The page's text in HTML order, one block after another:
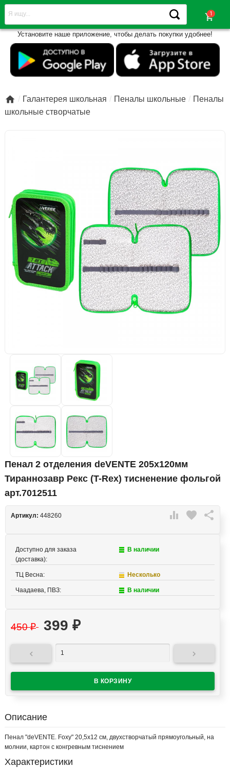
shopping_cart
Установите наше приложение, чтобы делать покупки удобнее!
 Галантерея школьная Пеналы школьные
Пеналы
школьные створчатые
Пенал 2 отделения deVENTE 205х120мм
Тираннозавр Рекс (T-Rex) тисненение фольгой
арт.7012511
 favorite 
Артикул: 448260
Доступно для заказа
(доставка):
В наличии
ТЦ Весна: Несколько
Чаадаева, ПВЗ: В наличии
450₽ 399 ₽
 
Описание
Пенал "deVENTE. Foxy" 20,5x12 см, двухстворчатый прямоугольный, на
молнии, картон с конгревным тиснением
Характеристики